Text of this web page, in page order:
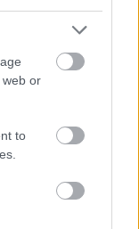
web or
to
embereknél
fogyasztásnál.